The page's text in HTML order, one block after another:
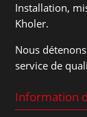
Installation,
Kholer.
Nous
service de
Information